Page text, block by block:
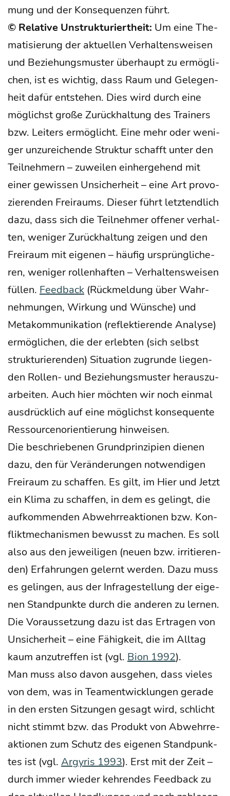
mung und der Kon­se­quen­zen führt.
© Rela­ti­ve Unstruk­tu­riert­heit: Um eine The­
ma­ti­sie­rung der aktu­el­len Ver­hal­tens­wei­sen
und Bezie­hungs­mus­ter über­haupt zu ermög­li­
chen, ist es wich­tig, dass Raum und Gele­gen­
heit dafür ent­ste­hen. Dies wird durch eine
mög­lichst gro­ße Zurück­hal­tung des Trai­ners
bzw. Lei­ters ermög­licht. Eine mehr oder weni­
ger unzu­rei­chen­de Struk­tur schafft unter den
Teil­neh­mern – zuwei­len ein­her­ge­hend mit
einer gewis­sen Unsi­cher­heit – eine Art pro­vo­
zie­ren­den Frei­raums. Die­ser führt letzt­end­lich
dazu, dass sich die Teil­neh­mer offe­ner ver­hal­
ten, weni­ger Zurück­hal­tung zei­gen und den
Frei­raum mit eige­nen – häu­fig ursprüng­li­che­
ren, weni­ger rol­len­haf­ten – Ver­hal­tens­wei­sen
fül­len. Feed­back (Rück­mel­dung über Wahr­
neh­mun­gen, Wir­kung und Wün­sche) und
Meta­kom­mu­ni­ka­ti­on (reflek­tie­ren­de Ana­ly­se)
ermög­li­chen, die der erleb­ten (sich selbst
struk­tu­rie­ren­den) Situa­ti­on zugrun­de lie­gen­
den Rol­len- und Bezie­hungs­mus­ter her­aus­zu­
ar­bei­ten. Auch hier möch­ten wir noch ein­mal
aus­drück­lich auf eine mög­lichst kon­se­quen­te
Res­sour­cen­ori­en­tie­rung hinweisen.
Die beschrie­be­nen Grund­prin­zi­pi­en die­nen
dazu, den für Ver­än­de­run­gen not­wen­di­gen
Frei­raum zu schaf­fen. Es gilt, im Hier und Jetzt
ein Kli­ma zu schaf­fen, in dem es gelingt, die
auf­kom­men­den Abwehr­re­ak­tio­nen bzw. Kon­
flikt­me­cha­nis­men bewusst zu machen. Es soll
also aus den jewei­li­gen (neu­en bzw. irri­tie­ren­
den) Erfah­run­gen gelernt wer­den. Dazu muss
es gelin­gen, aus der Infra­ge­stel­lung der eige­
nen Stand­punk­te durch die ande­ren zu ler­nen.
Die Vor­aus­set­zung dazu ist das Ertra­gen von
Unsi­cher­heit – eine Fähig­keit, die im All­tag
kaum anzu­tref­fen ist (vgl. Bion 1992).
Man muss also davon aus­ge­hen, dass vie­les
von dem, was in Team­ent­wick­lun­gen gera­de
in den ers­ten Sit­zun­gen gesagt wird, schlicht
nicht stimmt bzw. das Pro­dukt von Abwehr­re­
ak­tio­nen zum Schutz des eige­nen Stand­punk­
tes ist (vgl. Argy­ris 1993). Erst mit der Zeit –
durch immer wie­der keh­ren­des Feed­back zu